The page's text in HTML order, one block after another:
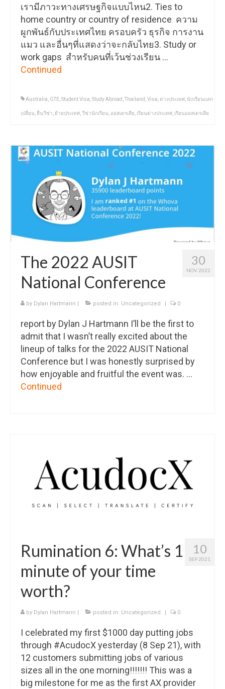
เรามีภาวะทางเศรษฐกิจแบบไหน2. Ties to
home country or country of residence ความ
ผูกพันธ์กับประเทศไทย ครอบครัว ธุรกิจ การงาน
แมว และอื่นๆที่แสดงว่าจะกลับไทย3. Study or
work gaps สำหรับคนที่เว้นช่วงเรียน …
Continued
Australia GTE Student Visa Study Abroad Thailand Visa ต่างประเทศ นักเรียนแลก
เปลี่ยน ยื่นวีซ่า ย้ายประเทศ วีซ่านักเรียน ออสเตรเลีย เรียนต่างประเทศ เรียนออสเตรเลีย
30
NOV 2022
The 2022 AUSIT
National Conference
by Dylan Hartmann | posted in: Uncategorized | 0
report by Dylan J Hartmann I’ll be the first to
admit that I wasn’t really excited about the
lineup of talks for the 2022 AUSIT National
Conference but I was honestly surprised by
how enjoyable and fruitful the event was. …
Continued
10
SEP 2021
Rumination 6: What’s 1
minute of your time
worth?
by Dylan Hartmann | posted in: Uncategorized | 0
I celebrated my first $1000 day putting jobs
through #AcudocX yesterday (8 Sep 21), with
12 customers submitting jobs of various
sizes all in the one morning!!!!!!! This was a
big milestone for me as the first AX provider